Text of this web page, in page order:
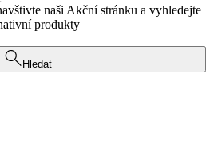
naši Akční stránku a vyhledejte
produkty
Hledat